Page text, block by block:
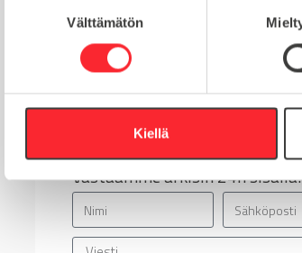
k
Välttämätön
Kiellä
Asiakaspalvelu 8-16
+358 10 5262 290
Tai lähetä viesti:
Vastaamme arkisin 24h sisällä!